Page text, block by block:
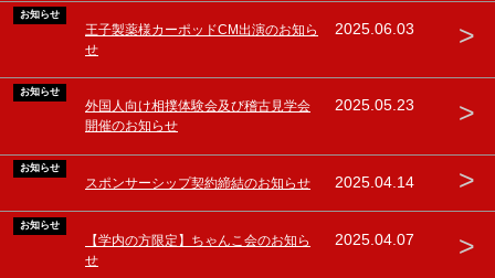
お知らせ
王子製薬様カーポッドCM出演のお知ら
せ
2025.06.03 >
お知らせ
外国人向け相撲体験会及び稽古見学会
開催のお知らせ
2025.05.23 >
お知らせ
スポンサーシップ契約締結のお知らせ 2025.04.14 >
お知らせ
【学内の方限定】ちゃんこ会のお知ら
せ
2025.04.07 >